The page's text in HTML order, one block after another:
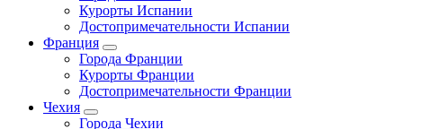
Курорты Испании
Достопримечательности Испании
Франция
Города Франции
Курорты Франции
Достопримечательности Франции
Чехия
Города Чехии